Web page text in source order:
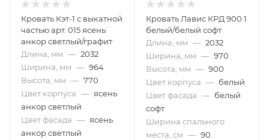
Кровать Кэт-1 с выкатной
частью арт. 015 ясень
анкор светлый/графит
Длина, мм — 2032
Ширина, мм — 964
Высота, мм — 770
Цвет корпуса — ясень
анкор светлый
Цвет фасада — ясень
анкор светлый
Кровать Лавис КРД 900.1
белый/белый софт
Длина, мм — 2032
Ширина, мм — 970
Высота, мм — 900
Цвет корпуса — белый
Цвет фасада — белый
софт
Ширина спального
места, см — 90